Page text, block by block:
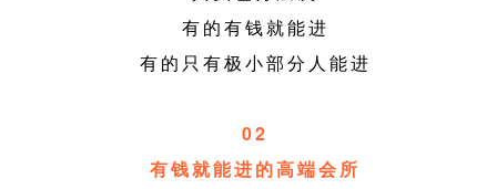
有的有钱就能进
有的只有极小部分人能进
02
有钱就能进的高端会所